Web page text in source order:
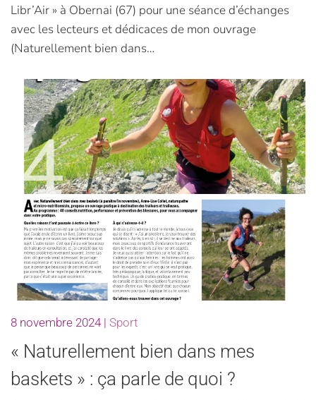
Libr’Air » à Obernai (67) pour une séance d’échanges
avec les lecteurs et dédicaces de mon ouvrage
(Naturellement bien dans…
8 novembre 2024| Sport
« Naturellement bien dans mes
baskets » : ça parle de quoi ?